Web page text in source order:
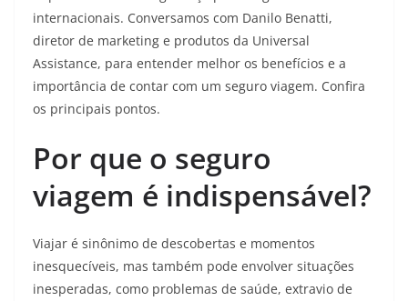
internacionais. Conversamos com Danilo Benatti,
diretor de marketing e produtos da Universal
Assistance, para entender melhor os benefícios e a
importância de contar com um seguro viagem. Confira
os principais pontos.
Por que o seguro
viagem é indispensável?
Viajar é sinônimo de descobertas e momentos
inesquecíveis, mas também pode envolver situações
inesperadas, como problemas de saúde, extravio de